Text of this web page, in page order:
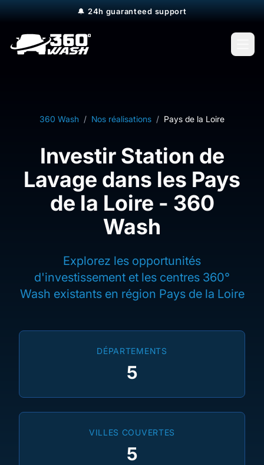
🔔 24h guaranteed support
360 Wash / Nos réalisations / Pays de la Loire
Investir Station de
Lavage dans les Pays
de la Loire - 360
Wash
Explorez les opportunités
d'investissement et les centres 360°
Wash existants en région Pays de la Loire
DÉPARTEMENTS
5
VILLES COUVERTES
5